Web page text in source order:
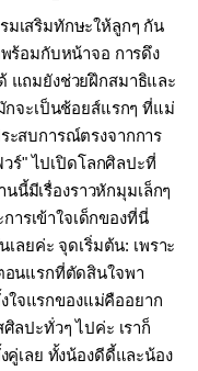
มเสริมทักษะให้ลูกๆ กัน
ร้อมกับหน้าจอ การดึง
แถมยังช่วยฝึกสมาธิและ
กจะเป็นช้อยส์แรกๆ ที่แม่
ะสบการณ์ตรงจากการ
ร์" ไปเปิดโลกศิลปะที่
นนี้มีเรื่องราวหักมุมเล็กๆ
รเข้าใจเด็กของที่นี่
เลยค่ะ จุดเริ่มต้น: เพราะ
นแรกที่ตัดสินใจพา
ใจแรกของแม่คืออยาก
ลปะทั่วๆ ไปค่ะ เราก็
คู่เลย ทั้งน้องดีดี้และน้อง